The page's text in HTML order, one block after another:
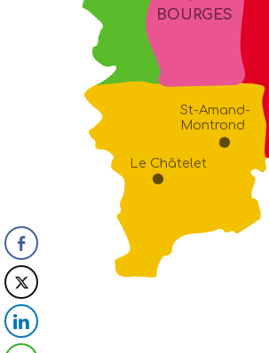
St-Amand-
Montrond
Le Châtelet
BOURGES